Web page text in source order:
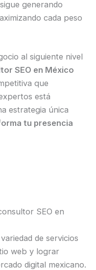
generando
cada peso
al siguiente nivel
SEO en México
que
está
estrategia única
tu presencia
SEO en
de servicios
web y lograr
digital mexicano.